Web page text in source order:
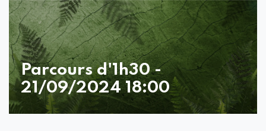
Parcours d'1h30 -
21/09/2024 18:00